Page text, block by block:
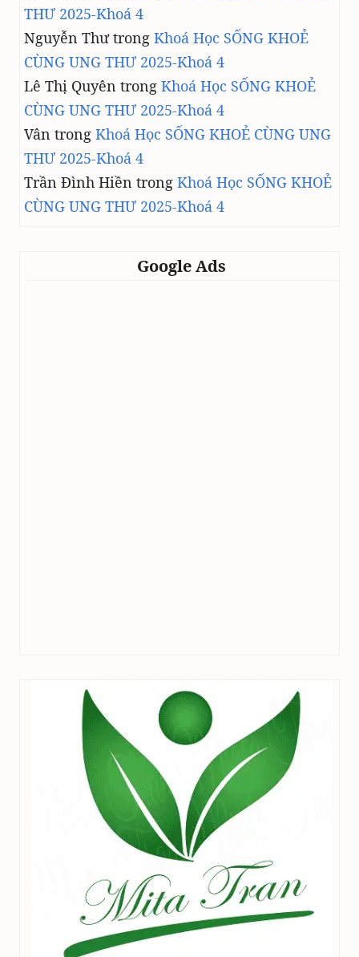
THƯ 2025-Khoá 4
Nguyễn Thưtrong Khoá Học SỐNG KHOẺ
CÙNG UNG THƯ 2025-Khoá 4
Lê Thị Quyên trong Khoá Học SỐNG KHOẺ
CÙNG UNG THƯ 2025-Khoá 4
Vân trong Khoá Học SỐNG KHOẺ CÙNG UNG
THƯ 2025-Khoá 4
Trần Đình Hiền trong Khoá Học SỐNG KHOẺ
CÙNG UNG THƯ 2025-Khoá 4
Google Ads